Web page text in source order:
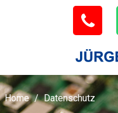
Home / Datenschutz